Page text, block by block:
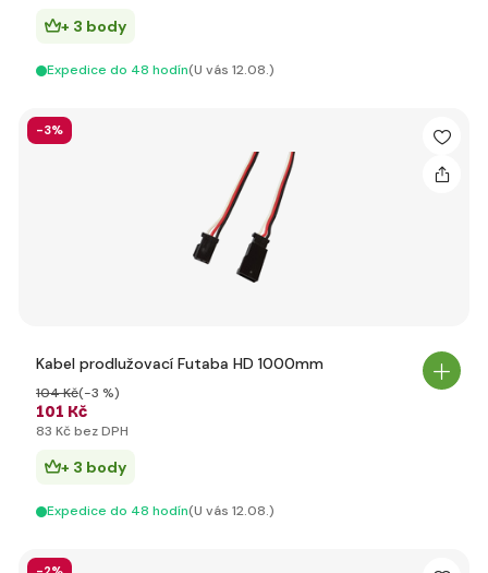
+ 3 body
Expedice do 48 hodín(U vás 12.08.)
-3%
Kabel prodlužovací Futaba HD 1000mm
101 Kč
104 Kč(-3 %)
83 Kč bez DPH
+ 3 body
Expedice do 48 hodín(U vás 12.08.)